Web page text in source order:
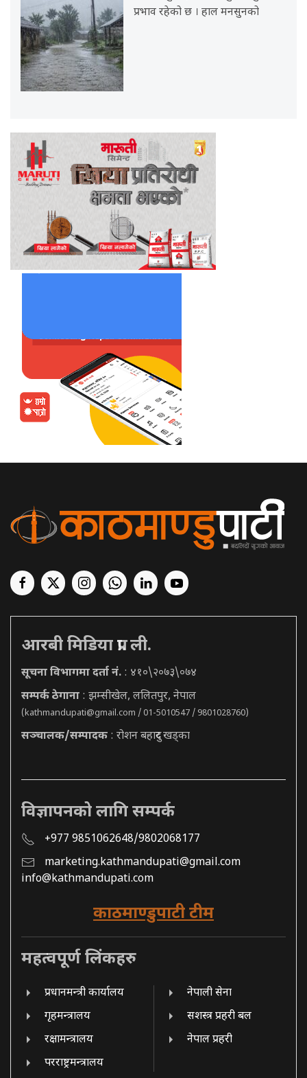
प्रभाव रहेको छ । हाल मनसुनको
आरबी मिडिया प्रा. ली.
सूचना विभागमा दर्ता नं. : ४१०\२०७३\०७४
सम्पर्क ठेगाना : झम्सीखेल, ललितपुर, नेपाल
(kathmandupati@gmail.com / 01-5010547 / 9801028760)
सञ्चालक/सम्पादक : रोशन बहादुर खड्का
विज्ञापनको लागि सम्पर्क
+977 9851062648/9802068177
marketing.kathmandupati@gmail.com
info@kathmandupati.com
काठमाण्डुपाटी टीम
महत्वपूर्ण लिंकहरु
प्रधानमन्त्री कार्यालय
गृहमन्त्रालय
रक्षामन्त्रालय
परराष्ट्रमन्त्रालय
नेपाली सेना
सशस्त्र प्रहरी बल
नेपाल प्रहरी